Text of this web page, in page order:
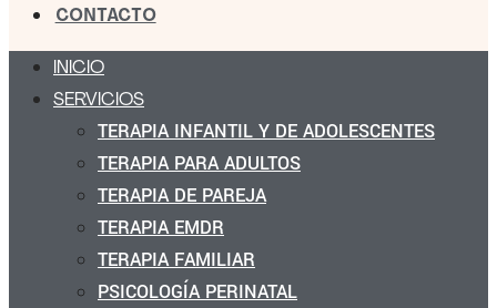
CONTACTO
INICIO
SERVICIOS
TERAPIA INFANTIL Y DE ADOLESCENTES
TERAPIA PARA ADULTOS
TERAPIA DE PAREJA
TERAPIA EMDR
TERAPIA FAMILIAR
PSICOLOGÍA PERINATAL